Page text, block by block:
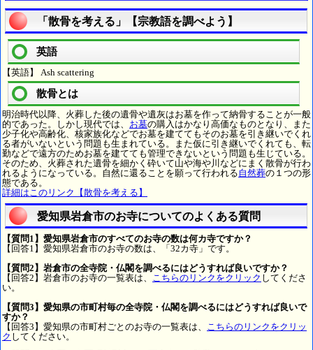
「散骨を考える」【宗教語を調べよう】
英語
【英語】 Ash scattering
散骨とは
明治時代以降、火葬した後の遺骨や遺灰はお墓を作って納骨することが一般
的であった。しかし現代では、 お墓の購入はかなり高価なものとなり、また
少子化や高齢化、核家族化などでお墓を建ててもそのお墓を引き継いでくれ
る者がいないという問題も生まれている。また仮に引き継いでくれても、転
勤などで遠方のためお墓を建てても管理できないという問題も生じている。
そのため、火葬された遺骨を細かく砕いて山や海や川などにまく散骨が行わ
れるようになっている。自然に還ることを願って行われる自然葬の１つの形
態である。
詳細はこのリンク【散骨を考える】
愛知県岩倉市のお寺についてのよくある質問
【質問1】愛知県岩倉市のすべてのお寺の数は何カ寺ですか？
【回答1】愛知県岩倉市のお寺の数は、「32カ寺」です。
【質問2】岩倉市の全寺院・仏閣を調べるにはどうすれば良いですか？
【回答2】岩倉市のお寺の一覧表は、 こちらのリンクをクリック してくださ
い。
【質問3】愛知県の市町村毎の全寺院・仏閣を調べるにはどうすれば良いで
すか？
【回答3】愛知県の市町村ごとのお寺の一覧表は、 こちらのリンクをクリッ
ク してください。